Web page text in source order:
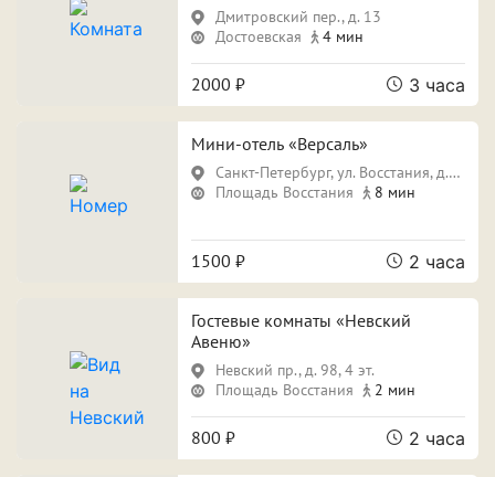
Собственная парковка Кондиционер
Срок аренды
ПРИМЕНИТЬ ФИЛЬТРЫ ЗАКРЫТЬ
Дмитровский пер., д. 13
Достоевская
4 мин
2000 ₽ 3 часа
Мини-отель «Версаль»
Санкт-Петербург, ул. Восстания, д.12
Площадь Восстания
8 мин
1500 ₽ 2 часа
Гостевые комнаты «Невский
Авеню»
Невский пр., д. 98, 4 эт.
Площадь Восстания
2 мин
800 ₽ 2 часа